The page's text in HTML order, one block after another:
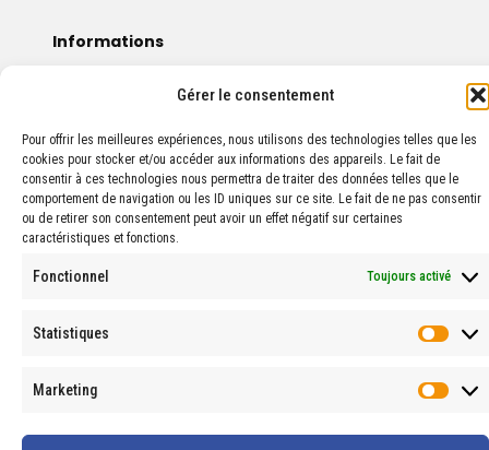
Gérer le consentement
Pour offrir les meilleures expériences, nous utilisons des technologies telles que les
cookies pour stocker et/ou accéder aux informations des appareils. Le fait de
consentir à ces technologies nous permettra de traiter des données telles que le
comportement de navigation ou les ID uniques sur ce site. Le fait de ne pas consentir
ou de retirer son consentement peut avoir un effet négatif sur certaines
caractéristiques et fonctions.
Fonctionnel Toujours activé
Statistiques
Marketing
Informations
Conditions Générales De Vente